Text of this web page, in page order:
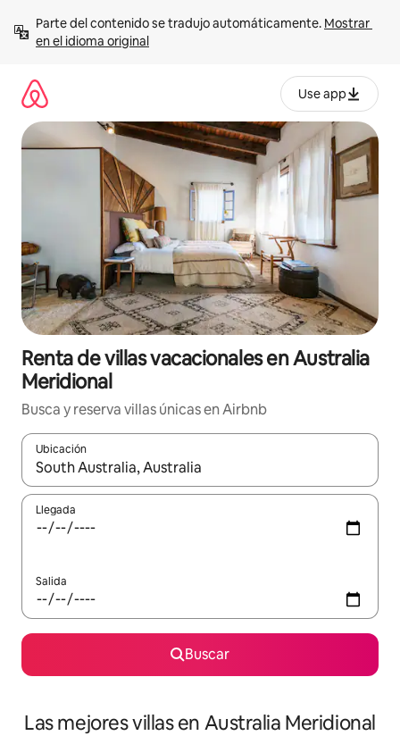
contenido
Parte del contenido se tradujo automáticamente. Mostrar
en el idioma original
Use app
Renta de villas vacacionales en Australia
Meridional
Busca y reserva villas únicas en Airbnb
Ubicación
Cuando los resultados estén disponibles, podrás navegar
Llegada
Salida
Buscar
Las mejores villas en Australia Meridional